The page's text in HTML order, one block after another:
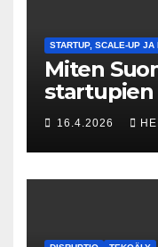
STARTUP, SCALE-UP
Miten
startupien
Tesin Piia
kovat luvut
16.4.2026